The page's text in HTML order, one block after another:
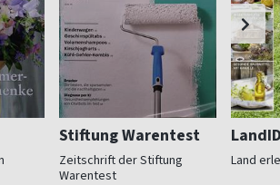
Stiftung Warentest
Zeitschrift der Stiftung
Warentest
Land